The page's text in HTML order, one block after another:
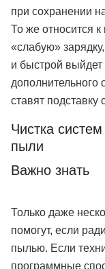
при сохранении
То же относится
«слабую»
и быстрой выйдет
дополнительного
ставят подставку
Чистка
пыли
Важно знать
Только даже
помогут, если
пылью. Если
программные